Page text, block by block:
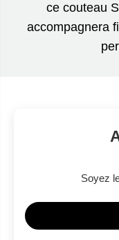
ce couteau
accompagnera
Soyez